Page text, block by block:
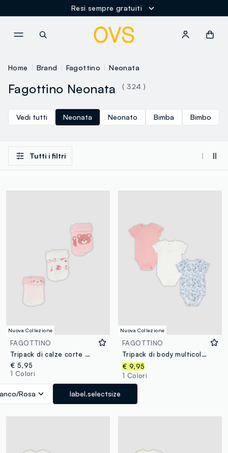
Resi sempre gratuiti
Home Brand Fagottino Neonata
Fagottino Neonata ( 324 )
Vedi tutti Neonata Neonato Bimba Bimbo
Tutti i filtri
Nuova Collezione
FAGOTTINO
Tripack di calze corte multicolor in misto cotone organico per neonata
€ 5,95
1 Colori
Rosa label.selectsize
Nuova Collezione
FAGOTTINO
Tripack di body multicolor in puro cotone per neonata
€ 9,95
1 Colori